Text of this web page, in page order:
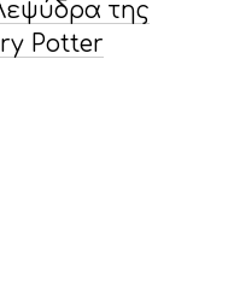
της
Potter